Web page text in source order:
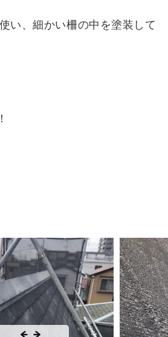
い、細かい柵の中を塗装して